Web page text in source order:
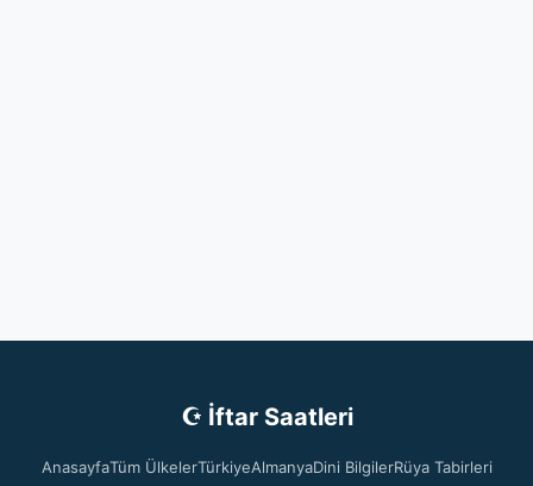
☪ İftar Saatleri
AnasayfaTüm ÜlkelerTürkiyeAlmanyaDini BilgilerRüya Tabirleri